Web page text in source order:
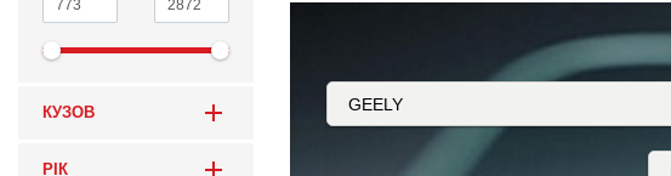
КУЗОВ
РІК